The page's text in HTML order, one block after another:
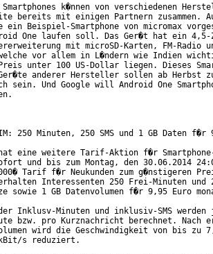
k�nnen von verschiedenen
bereits mit einigen Partnern zusammen.
ein Beispiel-Smartphone von micromax
One laufen soll. Das Ger�t hat ein
mit microSD-Karten, FM-Radio
vor allem in L�ndern wie Indien
unter 100 US-Dollar liegen. Dieses
anderer Hersteller sollen ab Herbst
Und Google will Android One
250 Minuten, 250 SMS und 1 GB Daten f�r
hat eine weitere Tarif-Aktion f�r
und bis zum Montag, den 30.06.2014
Tarif f�r Neukunden zum g�nstigeren
Interessenten 250 Frei-Minuten und
sowie 1 GB Datenvolumen f�r 9,95 Euro
der Inklusv-Minuten und inklusiv-SMS
bzw. pro Kurznachricht berechnet. Nach
wird die Geschwindigkeit von bis zu
s reduziert.